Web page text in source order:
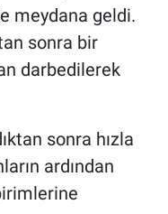
meydana geldi.
sonra bir
darbedilerek
sonra hızla
ardından